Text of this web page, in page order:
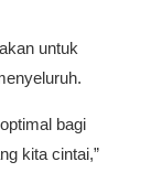
untuk
bagi
kita cintai,”